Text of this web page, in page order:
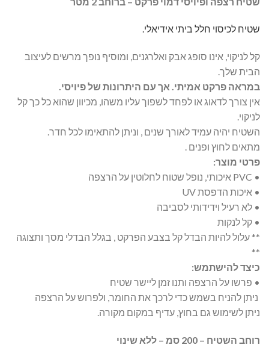
שטיח לכיסוי חלל ביתי אידיאלי.
קל לניקוי, אינו סופג אבק ואלרגנים, ומוסיף נופך מרשים לעיצוב
הבית שלך.
במראה פרקט אמיתי. אך עם היתרונות של פיויסי.
אין צורך לדאוג או לפחד לשפוך עליו משהו, מכיוון שהוא כל כך קל
לניקוי.
השטיח יהיה עמיד לאורך שנים , וניתן להתאימו לכל חדר.
מתאים לחוץ ופנים .
פרטי מוצר:
• PVC איכותי, נופל שטוח לחלוטין על הרצפה
• איכות הדפסת UV
• לא רעיל וידידותי לסביבה
• קל לנקות
** עלול להיות הבדל קל בצבע הפרקט , בגלל הבדלי מסך ותצוגה
**
כיצד להישתמש:
• פרשו על הרצפה ותנו זמן ליישר שטיח
ניתן להניח בשמש כדי לרכך את החומר, ולפרוש על הרצפה
ניתן לשימוש גם בחוץ, עדיף במקום מקורה.
רוחב השטיח – 200 סמ – ללא שינוי